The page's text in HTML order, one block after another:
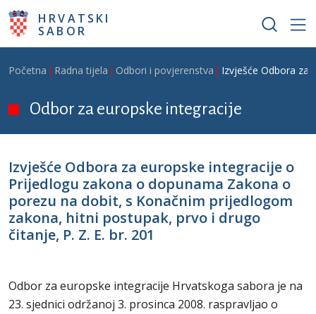
Skoči na glavni sadržaj
HRVATSKI
SABOR
Breadcrumb
Početna Radna tijela Odbori i povjerenstva Izvješće Odbora za
Odbor za europske integracije
Izvješće Odbora za europske integracije o
Prijedlogu zakona o dopunama Zakona o
porezu na dobit, s Konačnim prijedlogom
zakona, hitni postupak, prvo i drugo
čitanje, P. Z. E. br. 201
Odbor za europske integracije Hrvatskoga sabora je na
23. sjednici održanoj 3. prosinca 2008. raspravljao o